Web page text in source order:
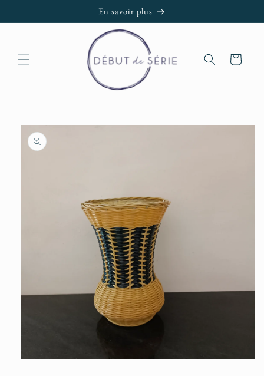
En savoir plus
Panier
Passer aux
informations
produits